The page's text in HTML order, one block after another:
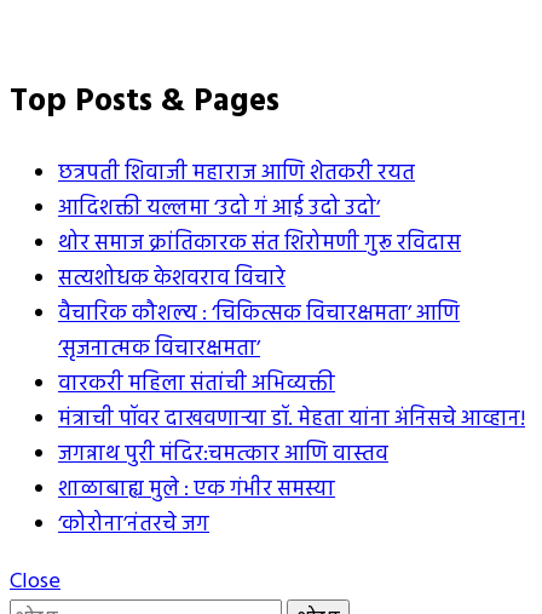
Top Posts & Pages
छत्रपती शिवाजी महाराज आणि शेतकरी रयत
आदिशक्ती यल्लमा ‘उदो गं आई उदो उदो’
थोर समाज क्रांतिकारक संत शिरोमणी गुरू रविदास
सत्यशोधक केशवराव विचारे
वैचारिक कौशल्य : ‘चिकित्सक विचारक्षमता’ आणि
‘सृजनात्मक विचारक्षमता’
वारकरी महिला संतांची अभिव्यक्ती
मंत्राची पॉवर दाखवणार्‍या डॉ. मेहता यांना अंनिसचे आव्हान!
जगन्नाथ पुरी मंदिर:चमत्कार आणि वास्तव
शाळाबाह्य मुले : एक गंभीर समस्या
‘कोरोना’नंतरचे जग
Close